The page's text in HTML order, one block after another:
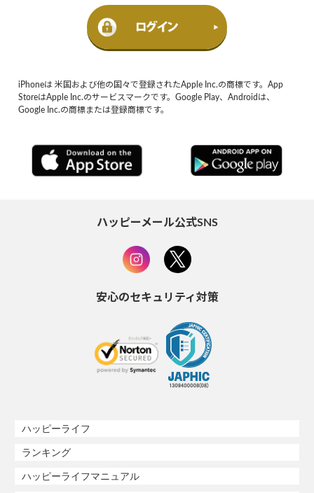
iPhoneは 米国および他の国々で登録されたApple Inc.の商標です。App
StoreはApple Inc.のサービスマークです。Google Play、Androidは、
Google Inc.の商標または登録商標です。
ハッピーメール公式SNS
安心のセキュリティ対策
ハッピーライフ
ランキング
ハッピーライフマニュアル